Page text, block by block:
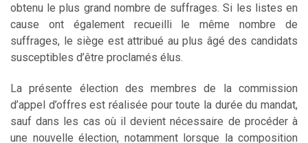
obtenu le plus grand nombre de suffrages. Si les listes en
cause ont également recueilli le même nombre de
suffrages, le siège est attribué au plus âgé des candidats
susceptibles d’être proclamés élus.
La présente élection des membres de la commission
d’appel d’offres est réalisée pour toute la durée du mandat,
sauf dans les cas où il devient nécessaire de procéder à
une nouvelle élection, notamment lorsque la composition